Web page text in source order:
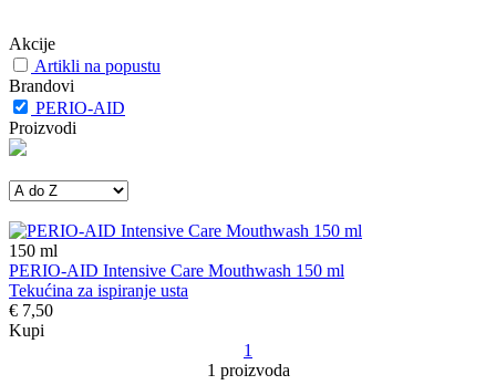
Akcije
Artikli na popustu
Brandovi
PERIO-AID
Proizvodi
150 ml
PERIO-AID Intensive Care Mouthwash 150 ml
Tekućina za ispiranje usta
€ 7,50
Kupi
1
1 proizvoda